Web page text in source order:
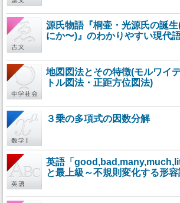
源氏物語『桐壷・光源氏の誕
にか〜)』のわかりやすい現代
地図図法とその特徴(モルワイ
トル図法・正距方位図法)
３乗の多項式の因数分解
英語「
と最上級～不規則変化する形容